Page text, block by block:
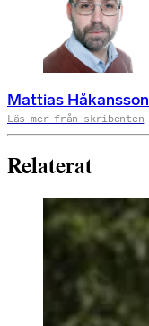
Mattias Håkansson
Läs mer från skribenten
Relaterat